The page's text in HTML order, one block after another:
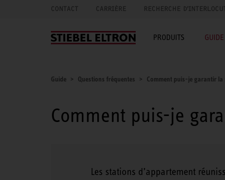
CONTACT CARRIÈRE RECHERCHE
PRODUITS GUIDE
Guide Questions fréquentes Comment puis-je garantir
Comment puis-je
Les stations d’appartement